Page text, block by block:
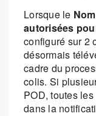
Lorsque le
autorisées
configuré sur 2
désormais
cadre du
colis. Si
POD, toutes
dans la